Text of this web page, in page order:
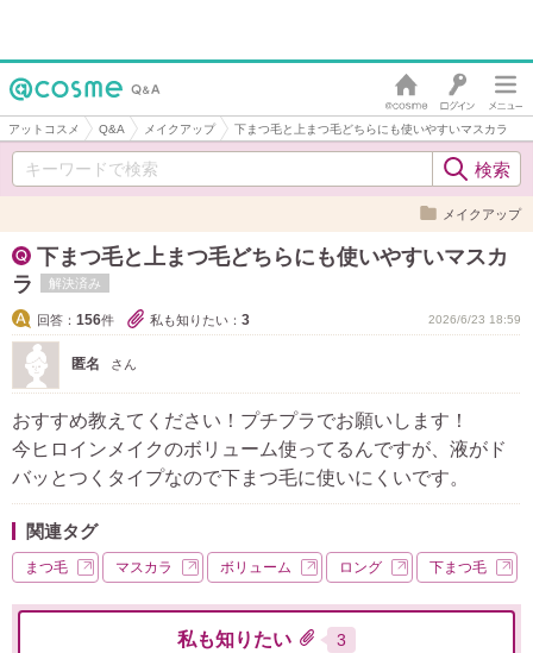
アットコスメ Q&A メイクアップ 下まつ毛と上まつ毛どちらにも使いやすいマスカラ
メイクアップ
下まつ毛と上まつ毛どちらにも使いやすいマスカ
ラ
解決済み
回答： 156件 私も知りたい： 3 2026/6/23 18:59
匿名 さん
おすすめ教えてください！プチプラでお願いします！
今ヒロインメイクのボリューム使ってるんですが、液がド
バッとつくタイプなので下まつ毛に使いにくいです。
関連タグ
まつ毛 マスカラ ボリューム ロング 下まつ毛
私も知りたい 3